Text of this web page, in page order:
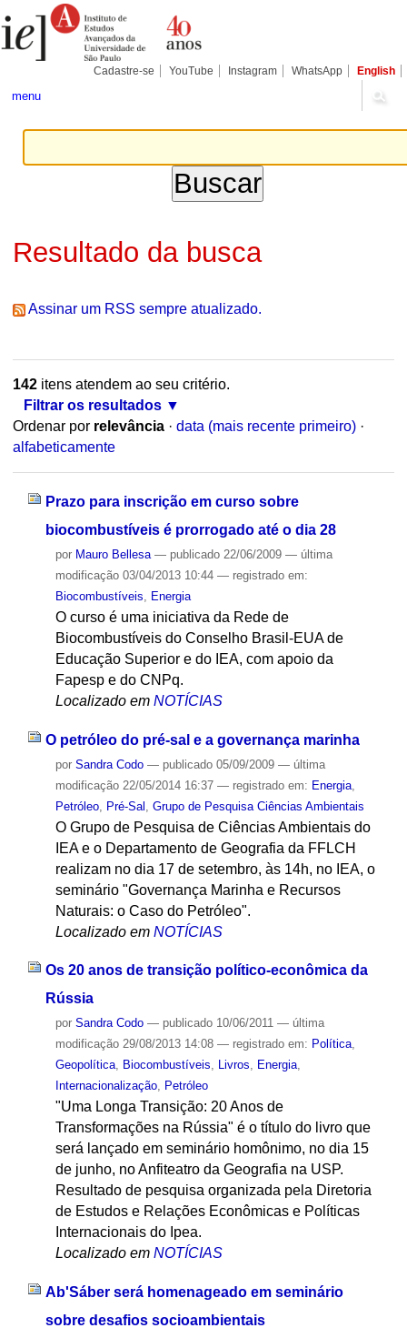
para
conteúdo.
Pessoais
Cadastre-se YouTube Instagram WhatsApp English
menu
Resultado da busca
Assinar um RSS sempre atualizado.
142itens atendem ao seu critério.
Filtrar os resultados
Ordenar por relevância · data (mais recente primeiro) ·
alfabeticamente
Prazo para inscrição em curso sobre
biocombustíveis é prorrogado até o dia 28
por Mauro Bellesa — publicado22/06/2009 — última
modificação03/04/2013 10:44 — registrado em:
Biocombustíveis
Energia
O curso é uma iniciativa da Rede de
Biocombustíveis do Conselho Brasil-EUA de
Educação Superior e do IEA, com apoio da
Fapesp e do CNPq.
Localizado em NOTÍCIAS
O petróleo do pré-sal e a governança marinha
por Sandra Codo — publicado05/09/2009 — última
modificação22/05/2014 16:37 — registrado em: Energia,
Petróleo, Pré-Sal Grupo de Pesquisa Ciências Ambientais
O Grupo de Pesquisa de Ciências Ambientais do
IEA e o Departamento de Geografia da FFLCH
realizam no dia 17 de setembro, às 14h, no IEA, o
seminário "Governança Marinha e Recursos
Naturais: o Caso do Petróleo".
Localizado em NOTÍCIAS
Os 20 anos de transição político-econômica da
Rússia
por Sandra Codo — publicado10/06/2011 — última
modificação29/08/2013 14:08 — registrado em: Política,
Geopolítica, Biocombustíveis, Livros, Energia,
Internacionalização, Petróleo
"Uma Longa Transição: 20 Anos de
Transformações na Rússia" é o título do livro que
será lançado em seminário homônimo, no dia 15
de junho, no Anfiteatro da Geografia na USP.
Resultado de pesquisa organizada pela Diretoria
de Estudos e Relações Econômicas e Políticas
Internacionais do Ipea.
Localizado em NOTÍCIAS
Ab'Sáber será homenageado em seminário
sobre desafios socioambientais